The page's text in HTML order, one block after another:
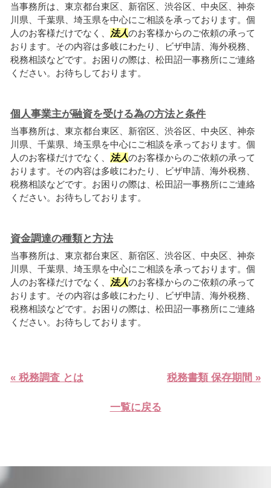
当事務所は、東京都台東区、新宿区、渋谷区、中央区、神奈
川県、千葉県、埼玉県を中心にご相談を承っております。個
人のお客様だけでなく、
法人のお客様からのご依頼の承って
おります。その内容は多岐にわたり、ビザ申請、海外税務、
税務相談などです。お困りの際は、松田詔一事務所にご連絡
ください。お待ちしております。
個人事業主が融資を受ける為の方法と条件
当事務所は、東京都台東区、新宿区、渋谷区、中央区、神奈
川県、千葉県、埼玉県を中心にご相談を承っております。個
人のお客様だけでなく、
法人のお客様からのご依頼の承って
おります。その内容は多岐にわたり、ビザ申請、海外税務、
税務相談などです。お困りの際は、松田詔一事務所にご連絡
ください。お待ちしております。
資金調達の種類と方法
当事務所は、東京都台東区、新宿区、渋谷区、中央区、神奈
川県、千葉県、埼玉県を中心にご相談を承っております。個
人のお客様だけでなく、
法人のお客様からのご依頼の承って
おります。その内容は多岐にわたり、ビザ申請、海外税務、
税務相談などです。お困りの際は、松田詔一事務所にご連絡
ください。お待ちしております。
« 税務調査 とは 税務書類 保存期間 »
一覧に戻る